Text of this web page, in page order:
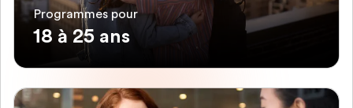
Programmes pour
18 à 25 ans